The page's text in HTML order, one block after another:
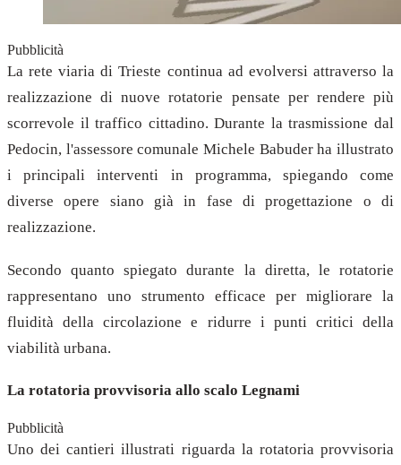
Pubblicità
La rete viaria di Trieste continua ad evolversi attraverso la
realizzazione di nuove rotatorie pensate per rendere più
scorrevole il traffico cittadino. Durante la trasmissione dal
Pedocin, l'assessore comunale Michele Babuder ha illustrato
i principali interventi in programma, spiegando come
diverse opere siano già in fase di progettazione o di
realizzazione.
Secondo quanto spiegato durante la diretta, le rotatorie
rappresentano uno strumento efficace per migliorare la
fluidità della circolazione e ridurre i punti critici della
viabilità urbana.
La rotatoria provvisoria allo scalo Legnami
Pubblicità
Uno dei cantieri illustrati riguarda la rotatoria provvisoria